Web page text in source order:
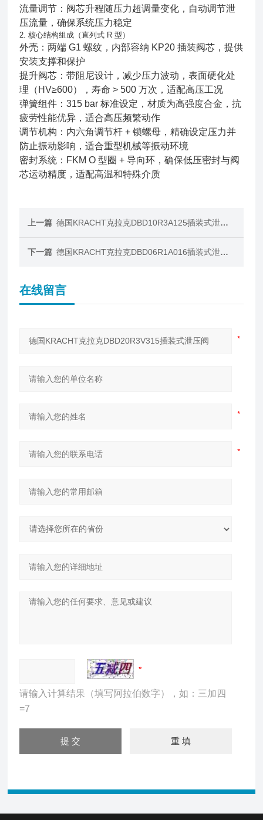
流量调节：阀芯升程随压力超调量变化，自动调节泄
压流量，确保系统压力稳定
2. 核心结构组成（直列式 R 型）
外壳：两端 G1 螺纹，内部容纳 KP20 插装阀芯，提供
安装支撑和保护
提升阀芯：带阻尼设计，减少压力波动，表面硬化处
理（HV≥600），寿命 > 500 万次，适配高压工况
弹簧组件：315 bar 标准设定，材质为高强度合金，抗
疲劳性能优异，适合高压频繁动作
调节机构：内六角调节杆 + 锁螺母，精确设定压力并
防止振动影响，适合重型机械等振动环境
密封系统：FKM O 型圈 + 导向环，确保低压密封与阀
芯运动精度，适配高温和特殊介质
上一篇 德国KRACHT克拉克DBD10R3A125插装式泄压阀
下一篇 德国KRACHT克拉克DBD06R1A016插装式泄压阀
在线留言
请输入计算结果（填写阿拉伯数字），如：三加四
=7